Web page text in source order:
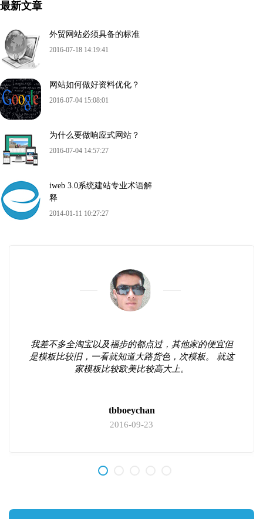
最新文章
外贸网站必须具备的标准
2016-07-18 14:19:41
网站如何做好资料优化？
2016-07-04 15:08:01
为什么要做响应式网站？
2016-07-04 14:57:27
iweb 3.0系统建站专业术语解
释
2014-01-11 10:27:27
我差不多全淘宝以及福步的都点过，其他家的便宜但
是模板比较旧，一看就知道大路货色，次模板。 就这
家模板比较欧美比较高大上。
tbboeychan
2016-09-23